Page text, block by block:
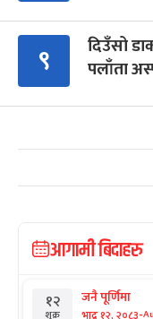
९
दिउँसो
पलाँता
आगामी बिदाहरु
१२
शुक्र
जनै पूर्णिमा
भाद्र १२, २०८३